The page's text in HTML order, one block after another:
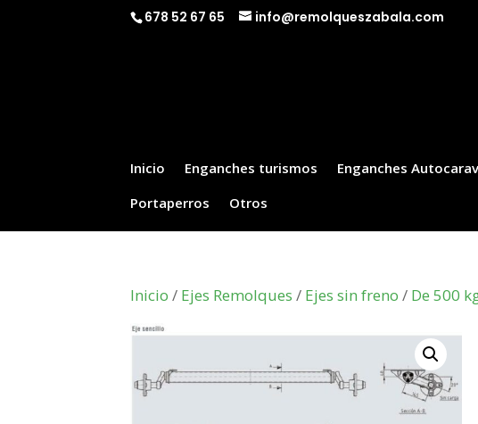
678 52 67 65 info@remolqueszabala.com
Inicio Enganches turismos Enganches
Portaperros
Otros
Inicio / Ejes Remolques / Ejes sin freno / De 500